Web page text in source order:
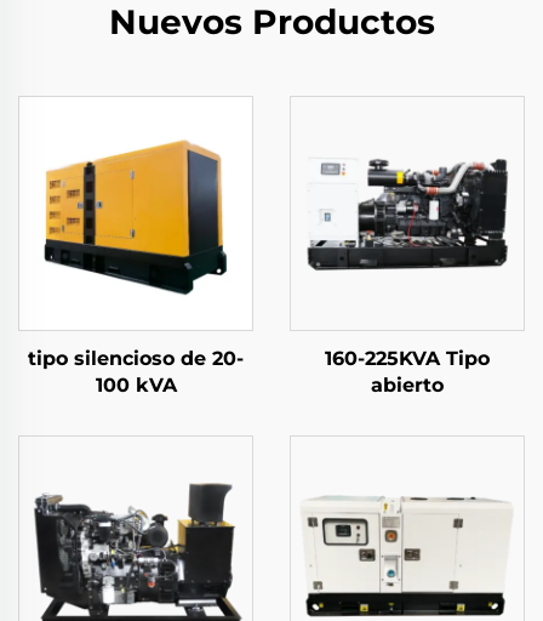
Nuevos Productos
tipo silencioso de 20-
100 kVA
160-225KVA Tipo
abierto